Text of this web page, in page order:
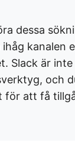
dessa
kanalen
Slack är
och
för att få